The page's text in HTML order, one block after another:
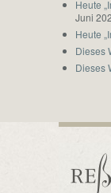
Heute
Juni
Heute
Dieses
Dieses